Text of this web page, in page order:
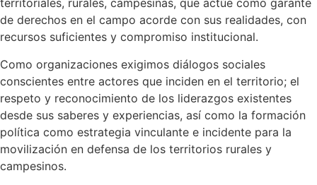
territoriales, rurales, campesinas, que actúe como garante
de derechos en el campo acorde con sus realidades, con
recursos suficientes y compromiso institucional.
Como organizaciones exigimos diálogos sociales
conscientes entre actores que inciden en el territorio; el
respeto y reconocimiento de los liderazgos existentes
desde sus saberes y experiencias, así como la formación
política como estrategia vinculante e incidente para la
movilización en defensa de los territorios rurales y
campesinos.